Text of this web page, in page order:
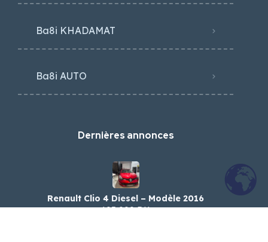
Ba8i KHADAMAT
Ba8i AUTO
Dernières annonces
Renault Clio 4 Diesel – Modèle 2016
103,000 DH